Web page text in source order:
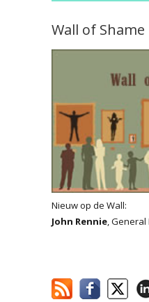
Wall of Shame
Nieuw op de Wall:
John Rennie,